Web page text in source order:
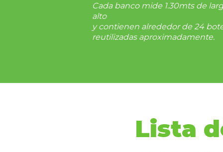
Cada banco mide 1.30mts de
alto
y contienen alrededor de 24
reutilizadas aproximadamente.
Lista